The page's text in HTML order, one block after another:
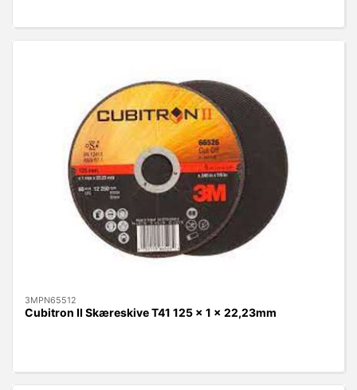
3MPN65512
Cubitron II Skæreskive T41 125 x 1 x 22,23mm